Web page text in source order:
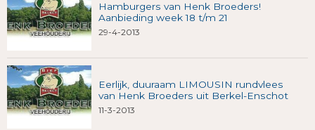
Shop Nieuws Bellen E-mail
Hamburgers van Henk Broeders!
Aanbieding week 18 t/m 21
29-4-2013
Eerlijk, duuraam LIMOUSIN rundvlees
van Henk Broeders uit Berkel-Enschot
11-3-2013